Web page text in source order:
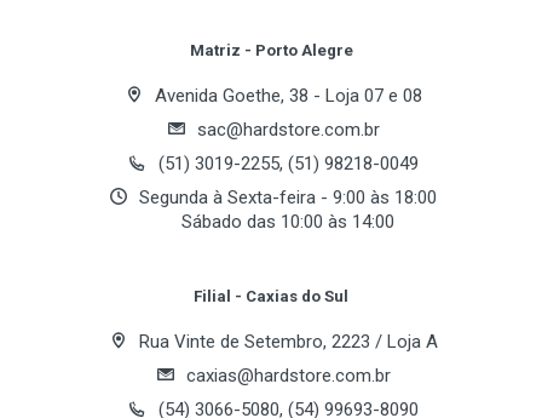
Wired (Com Fio)
Interface
Your Name
Email Address
Matriz - Porto Alegre
Avenida Goethe, 38 - Loja 07 e 08
sac@hardstore.com.br
(51) 3019-2255, (51) 98218-0049
Segunda à Sexta-feira - 9:00 às 18:00
Sábado das 10:00 às 14:00
Filial - Caxias do Sul
Rua Vinte de Setembro, 2223 / Loja A
caxias@hardstore.com.br
(54) 3066-5080, (54) 99693-8090